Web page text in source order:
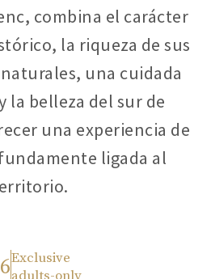
combina el carácter
la riqueza de sus
una cuidada
la belleza del sur de
una experiencia de
ligada al
Exclusive